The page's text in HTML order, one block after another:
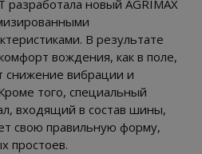
разработала новый AGRIMAX
В результате
вождения, как в поле,
снижение вибрации и
того, специальный
входящий в состав шины,
свою правильную форму,
простоев.